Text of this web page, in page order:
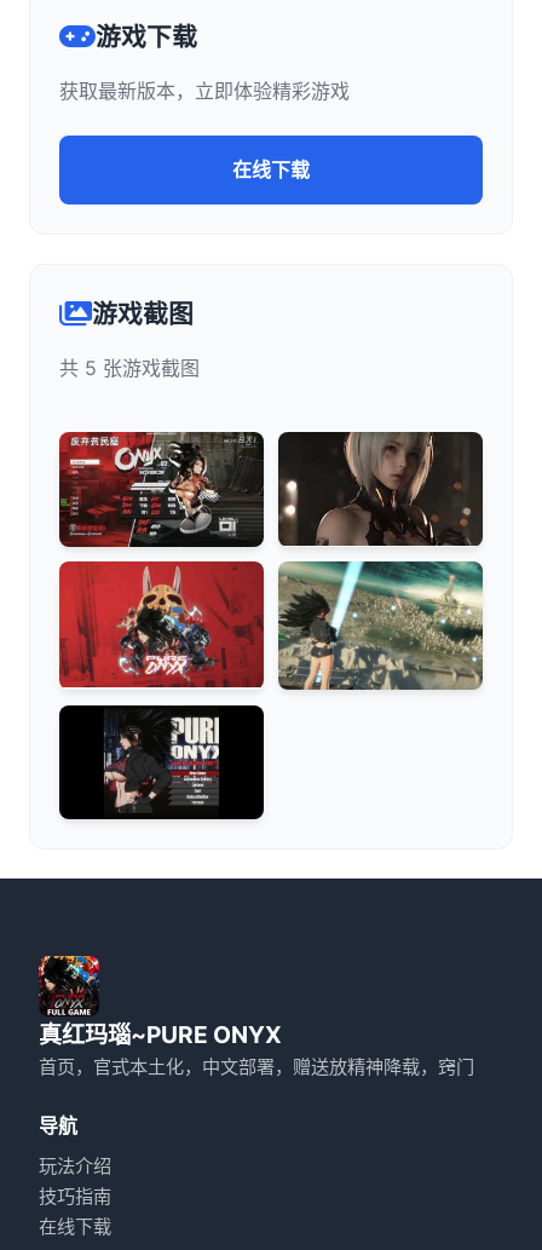
游戏下载
获取最新版本，立即体验精彩游戏
在线下载
游戏截图
共 5 张游戏截图
真红玛瑙~PURE ONYX
首页，官式本土化，中文部署，赠送放精神降载，窍门
导航
玩法介绍
技巧指南
在线下载